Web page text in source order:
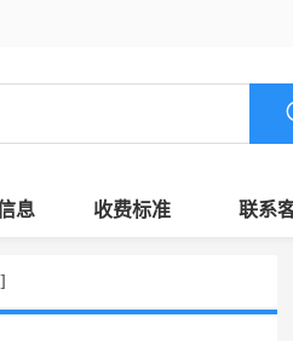
息 收费标准 联系
]